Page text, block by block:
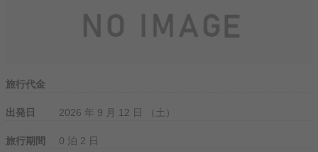
旅行代金
出発日 2026 年 9 月 12 日 （土）
旅行期間 0 泊 2 日